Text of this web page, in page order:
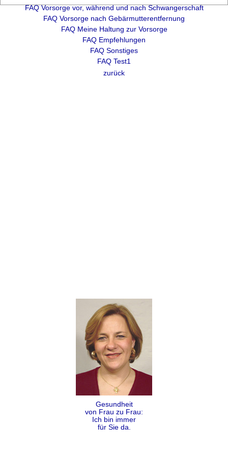
FAQ Vorsorge vor, während und nach Schwangerschaft
FAQ Vorsorge nach Gebärmutterentfernung
FAQ Meine Haltung zur Vorsorge
FAQ Empfehlungen
FAQ Sonstiges
FAQ Test1
zurück
Gesundheit
von Frau zu Frau:
Ich bin immer
für Sie da.